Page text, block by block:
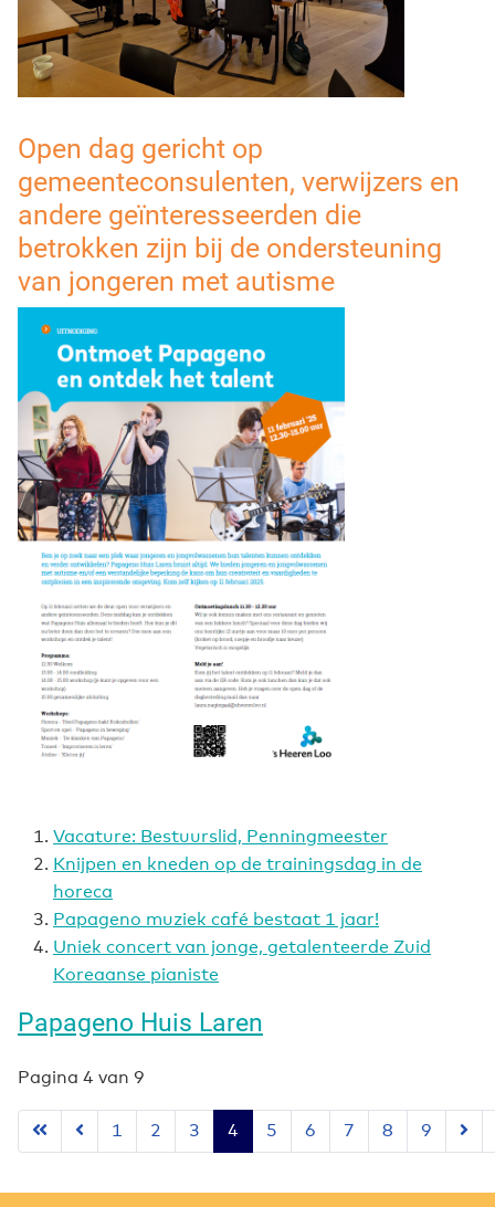
Open dag gericht op
gemeenteconsulenten, verwijzers en
andere geïnteresseerden die
betrokken zijn bij de ondersteuning
van jongeren met autisme
Vacature: Bestuurslid, Penningmeester
Knijpen en kneden op de trainingsdag in de
horeca
Papageno muziek café bestaat 1 jaar!
Uniek concert van jonge, getalenteerde Zuid
Koreaanse pianiste
Papageno Huis Laren
Pagina 4 van 9
1 2 3 4 5 6 7 8 9